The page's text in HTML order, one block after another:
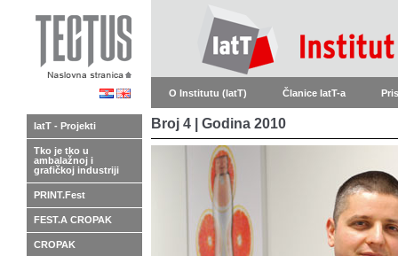
O Institutu (IatT) Članice IatT-a
Broj 4 | Godina 2010
IatT - Projekti
Tko je tko u
ambalažnoj i
grafičkoj industriji
PRINT.Fest
FEST.A CROPAK
CROPAK